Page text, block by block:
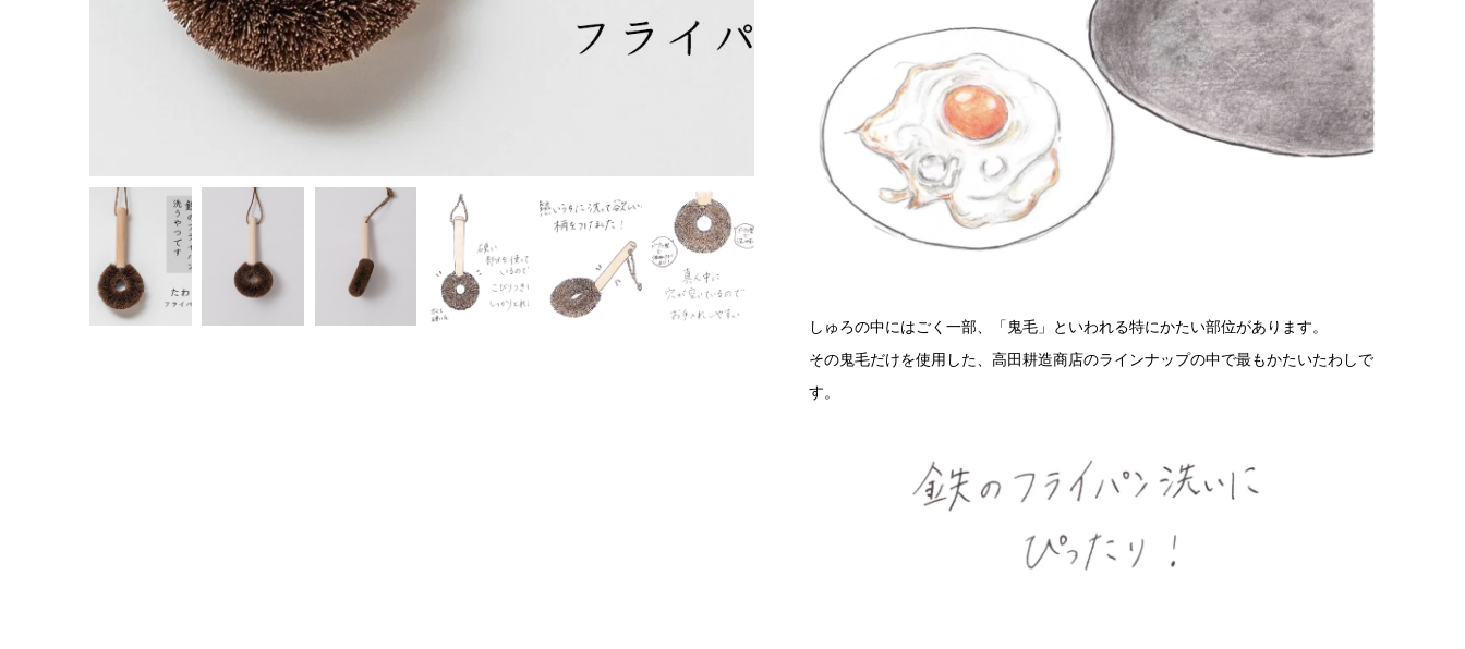
しゅろの中にはごく一部、「鬼毛」といわれる特にかたい部位があります。
その鬼毛だけを使用した、高田耕造商店のラインナップの中で最もかたいたわしで
す。